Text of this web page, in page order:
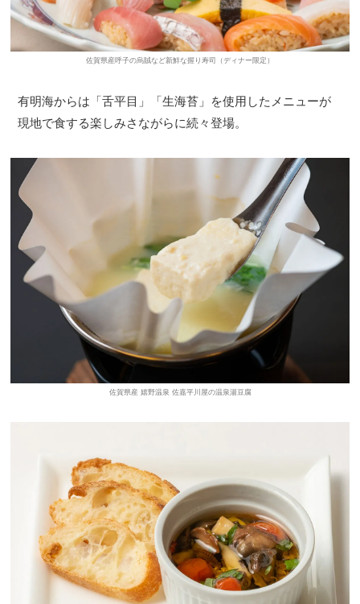
佐賀県産呼子の烏賊など新鮮な握り寿司（ディナー限定）
有明海からは「舌平目」「生海苔」を使用したメニューが
現地で食する楽しみさながらに続々登場。
佐賀県産 嬉野温泉 佐嘉平川屋の温泉湯豆腐